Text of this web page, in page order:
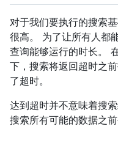
对于我们要执行的搜索
很高。 为了让所有人都
查询能够运行的时长。
下，搜索将返回超时之
了超时。
达到超时并不意味着搜
搜索所有可能的数据之前